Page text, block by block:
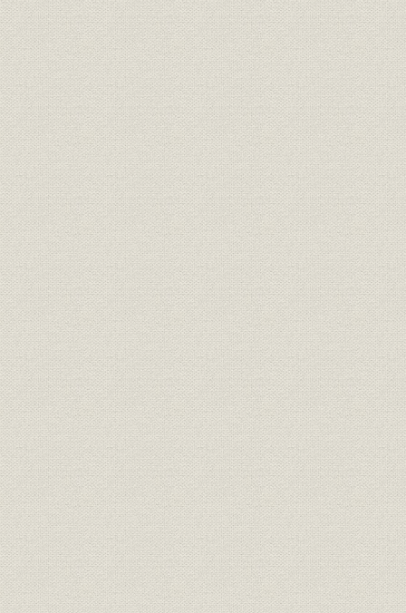
事業所 年次別店舗設置・廃止状況 明治29年~
事業所;営業 営業店の沿革
事業所 廃止店舗一覧
昭和19年4
10日
財務・業績 財務諸表
明治29年6
31日
関係会社 関連会社等一覧 平成9年2
沿革 阿波銀行百年史年表 明治29年
参考文献 主要参考文献